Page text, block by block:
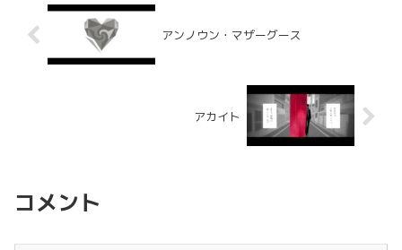
アンノウン・マザーグース
アカイト
コメント